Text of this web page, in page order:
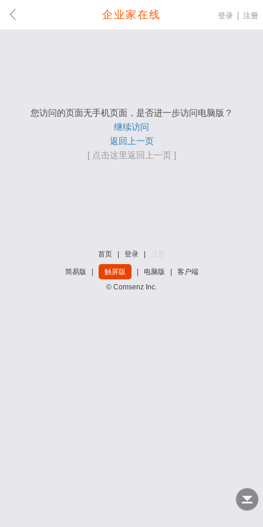
企业家在线 登录 注册
您访问的页面无手机页面，是否进一步访问电脑版？
继续访问
返回上一页
[ 点击这里返回上一页 ]
首页 登录
简易版 触屏版 电脑版
客户端
© Comsenz Inc.